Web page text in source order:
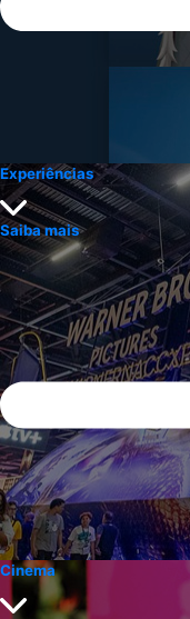
Experiências
Saiba mais
Cinema